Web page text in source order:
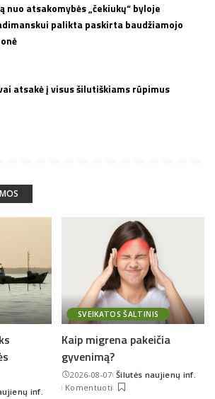
nuo atsakomybės „čekiukų“ byloje
palikta paskirta baudžiamojo
atsakė į visus šilutiškiams rūpimus
inf.
SVEIKATOS ŠALTINIS
Kaip migrena pakeičia
gyvenimą?
2026-08-07Posted
by
Šilutės naujienų inf.
Komentuoti